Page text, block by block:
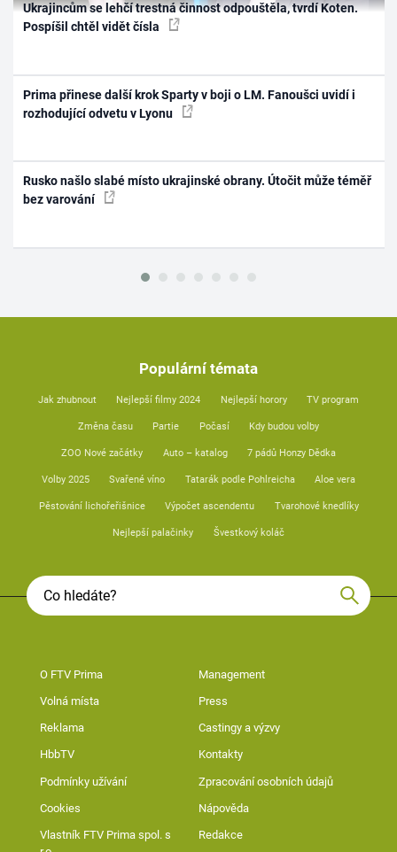
Ukrajincům se lehčí trestná činnost odpouštěla, tvrdí Koten.
Pospíšil chtěl vidět čísla
Prima přinese další krok Sparty v boji o LM. Fanoušci uvidí i
rozhodující odvetu v Lyonu
Rusko našlo slabé místo ukrajinské obrany. Útočit může téměř
bez varování
Populární témata
Jak zhubnout Nejlepší filmy 2024 Nejlepší horory TV program
Změna času Partie Počasí Kdy budou volby
ZOO Nové začátky Auto – katalog 7 pádů Honzy Dědka
Volby 2025 Svařené víno Tatarák podle Pohlreicha Aloe vera
Pěstování lichořeřišnice Výpočet ascendentu Tvarohové knedlíky
Nejlepší palačinky Švestkový koláč
O FTV Prima Management
Volná místa Press
Reklama Castingy a výzvy
HbbTV Kontakty
Podmínky užívání Zpracování osobních údajů
Cookies Nápověda
Vlastník FTV Prima spol. s
Redakce